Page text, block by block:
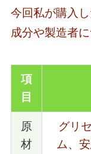
今回私が購入
成分や製造者
項
目
原
材
グリ
ム、